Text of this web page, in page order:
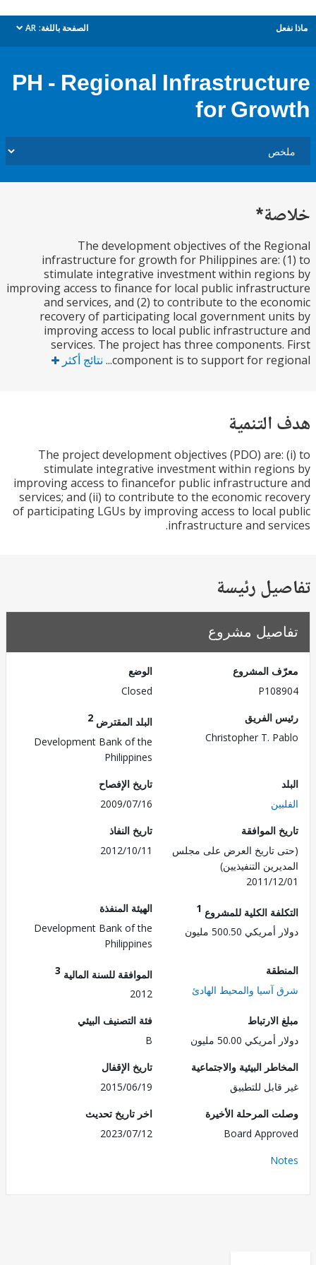
الصفحة باللغة: AR
dropdown
PH - Regional
for
The development objectives of the
infrastructure for growth for Philippines are:
stimulate integrative investment within
improving access to finance for local public
and services, and (2) to contribute to the
recovery of participating local government
improving access to local public
services. The project has three
component is to support for نتائج أكثر
The project development objectives (PDO)
stimulate integrative investment within
improving access to financefor public
services; and (ii) to contribute to the economic
of participating LGUs by improving access to local
infrastructure and
رئيسة
مشروع
المشروع
الفريق
Christopher T.
البلد المقترض
Development Bank of the
Philippines
تاريخ الإفصاح
2009/07/16
الموافقة
تاريخ العرض على مجلس
التنفيذيين)
2011/
تاريخ النفاذ
2012/10/11
الكلية للمشروع1
500.50 مليون
الهيئة المنفذة
Development Bank of the
Philippines
والمحيط الهادئ
الموافقة للسنة المالية3
50.00 مليون
فئة التصنيف البيئي
البيئية والاجتماعية
للتطبيق
تاريخ الإقفال
2015/06/19
المرحلة الأخيرة
Board
اخر تاريخ تحديث
2023/07/12